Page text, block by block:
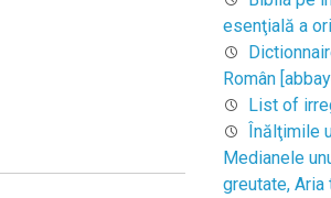
esenţială a
Român
List of
Înălţimile
Medianele
greutate, Aria